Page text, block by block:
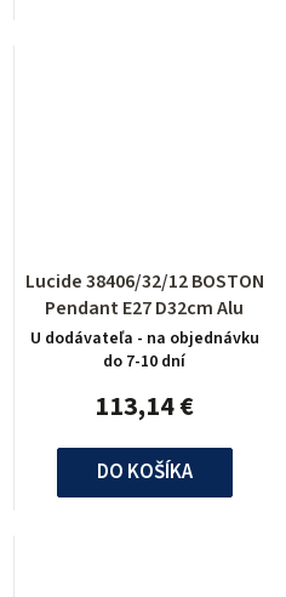
Lucide 38406/32/12 BOSTON
Pendant E27 D32cm Alu
U dodávateľa - na objednávku
do 7-10 dní
113,14 €
DO KOŠÍKA